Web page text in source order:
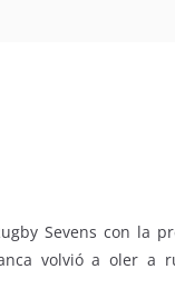
Sevens con la
volvió a oler a